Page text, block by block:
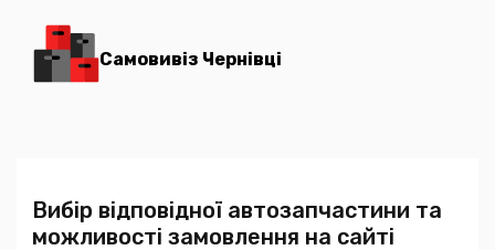
Самовивіз Чернівці
Вибір відповідної автозапчастини та
можливості замовлення на сайті